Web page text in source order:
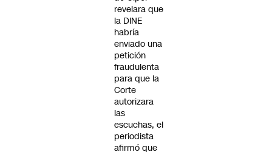
revelara que
la DINE
habría
enviado una
petición
fraudulenta
para que la
Corte
autorizara
las
escuchas, el
periodista
afirmó que